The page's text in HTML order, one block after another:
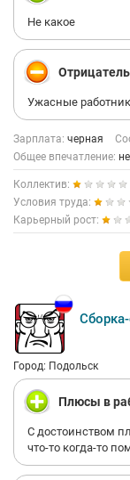
Не какое
Ужасные
Зарплата: черная
Общее впечатление:
Коллектив:
Условия труда:
Карьерный рост:
Город: Подольск
Плюсы в
С достоинством
что-то когда-то